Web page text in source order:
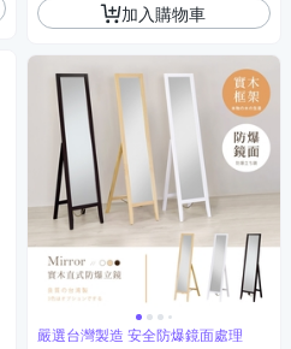
加入購物車
嚴選台灣製造 安全防爆鏡面處理